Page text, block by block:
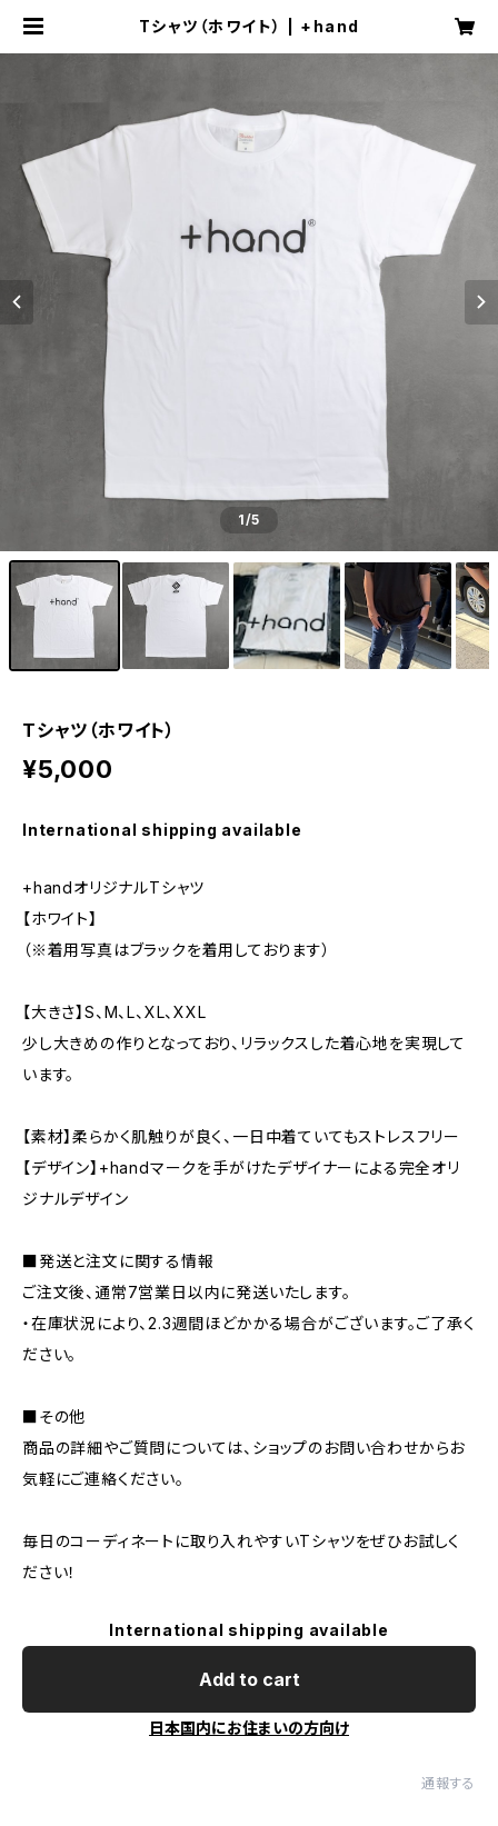
Tシャツ（ホワイト） | +hand
1/5
Tシャツ（ホワイト）
¥5,000
International shipping available
+handオリジナルTシャツ
【ホワイト】
（※着用写真はブラックを着用しております）
【大きさ】S、M、L、XL、XXL
少し大きめの作りとなっており、リラックスした着心地を実現して
います。
【素材】柔らかく肌触りが良く、一日中着ていてもストレスフリー
【デザイン】+handマークを手がけたデザイナーによる完全オリ
ジナルデザイン
■発送と注文に関する情報
ご注文後、通常7営業日以内に発送いたします。
・在庫状況により、2.3週間ほどかかる場合がございます。ご了承く
ださい。
■その他
商品の詳細やご質問については、ショップのお問い合わせからお
気軽にご連絡ください。
毎日のコーディネートに取り入れやすいTシャツをぜひお試しく
ださい！
International shipping available
Add to cart
日本国内にお住まいの方向け
通報する